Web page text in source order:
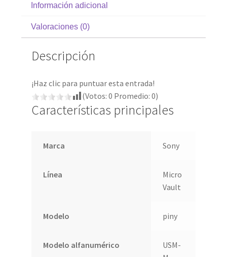
Información adicional
Valoraciones (0)
Descripción
¡Haz clic para puntuar esta entrada!
(Votos: 0 Promedio: 0)
Características principales
Marca Sony
Línea
Micro
Vault
Modelo piny
Modelo alfanumérico
USM-